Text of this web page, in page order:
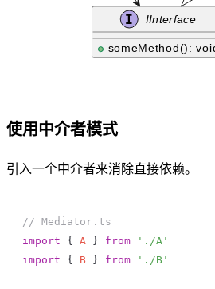
使用中介者模式
引入一个中介者来消除直接依赖。
// Mediator.ts
import { A } from './A'
import { B } from './B'